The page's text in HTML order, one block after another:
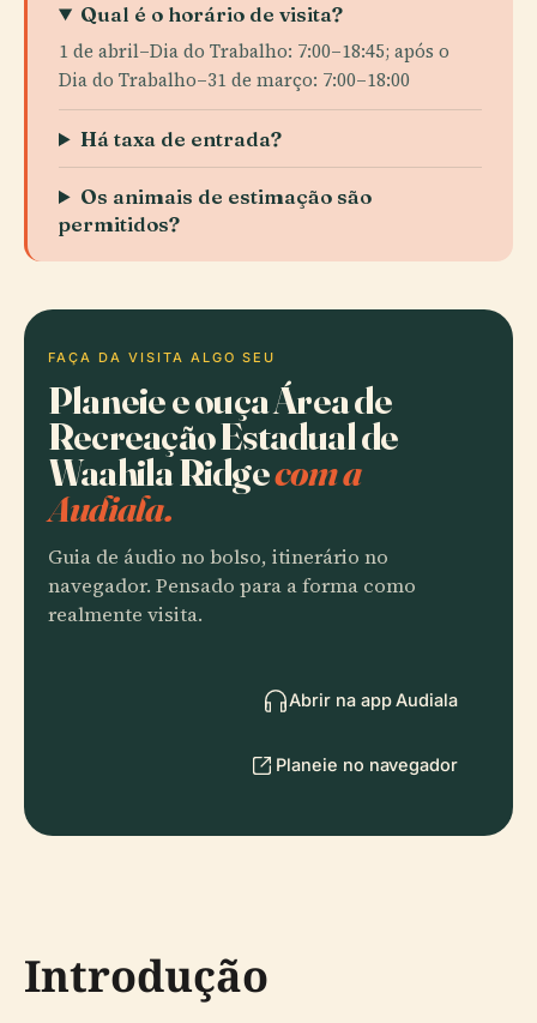
Qual é o horário de visita?
1 de abril–Dia do Trabalho: 7:00–18:45; após o
Dia do Trabalho–31 de março: 7:00–18:00
Há taxa de entrada?
Os animais de estimação são
permitidos?
FAÇA DA VISITA ALGO SEU
Planeie e ouça Área de
Recreação Estadual de
Waahila Ridgecom a
Audiala.
Guia de áudio no bolso, itinerário no
navegador. Pensado para a forma como
realmente visita.
Abrir na app Audiala
Planeie no navegador
Introdução